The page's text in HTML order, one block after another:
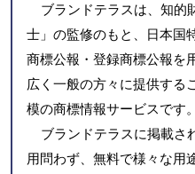
ブランドテラスは、知的
士」の監修のもと、日本国
商標公報・登録商標公報を
広く一般の方々に提供する
模の商標情報サービスです。
ブランドテラスに掲載さ
用問わず、無料で様々な用